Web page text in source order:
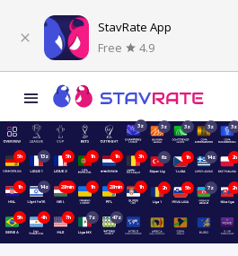
StavRate App
Free
4.9
3z 3z 3z 3z 3z
5h 13z 5h 1h 1h 3h 6z 1h 14z 2h
1h 14z 28min 1h 28min 1h 2h 5h 7z 2h
5h 4h 7h 7z 47z